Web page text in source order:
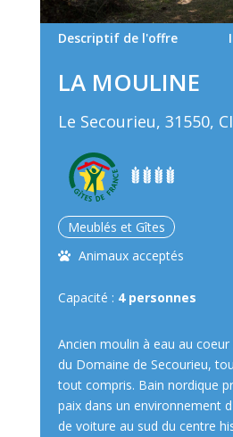
Descriptif de l'offre
LA MOULINE
Le Secourieu, 31550,
Meublés et Gîtes
Animaux acceptés
Capacité : 4 personnes
Ancien moulin à eau au
du Domaine de Secourieu,
tout compris. Bain nordique
paix dans un environnement
de voiture au sud du centre